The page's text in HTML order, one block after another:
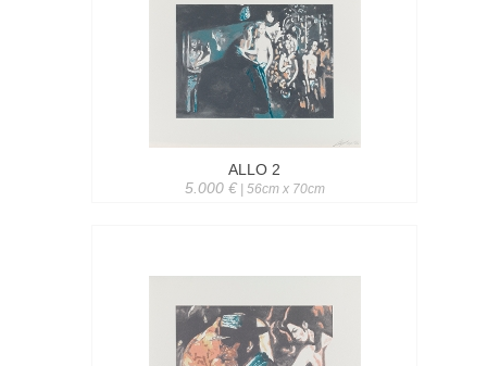
ALLO 2
5.000 €| 56cm x 70cm